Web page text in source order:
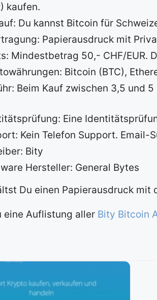
kaufen.
Du kannst Bitcoin für
Papierausdruck mit
Mindestbetrag 50,- CHF/EUR.
Bitcoin (BTC),
Beim Kauf zwischen 3,5 und
Eine
Kein Telefon Support.
Bity
Hersteller: General Bytes
Du einen Papierausdruck mit
eine Auflistung aller Bity Bitcoin